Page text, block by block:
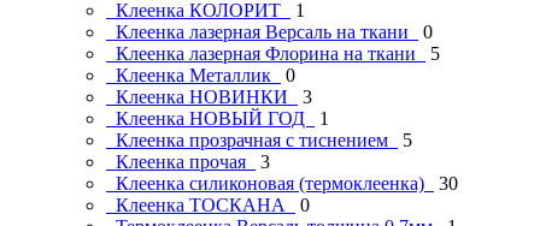
Клеенка КОЛОРИТ
1
Клеенка лазерная Версаль на ткани
0
Клеенка лазерная Флорина на ткани
5
Клеенка Металлик
0
Клеенка НОВИНКИ
3
Клеенка НОВЫЙ ГОД
1
Клеенка прозрачная с тиснением
5
Клеенка прочая
3
Клеенка силиконовая (термоклеенка)
30
Клеенка ТОСКАНА
0